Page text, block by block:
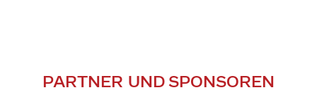
PARTNER UND SPONSOREN